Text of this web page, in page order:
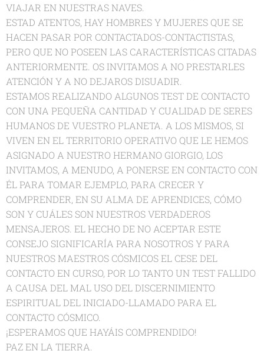
VIAJAR EN NUESTRAS NAVES.
ESTAD ATENTOS, HAY HOMBRES Y MUJERES QUE SE
HACEN PASAR POR CONTACTADOS-CONTACTISTAS,
PERO QUE NO POSEEN LAS CARACTERÍSTICAS CITADAS
ANTERIORMENTE. OS INVITAMOS A NO PRESTARLES
ATENCIÓN Y A NO DEJAROS DISUADIR.
ESTAMOS REALIZANDO ALGUNOS TEST DE CONTACTO
CON UNA PEQUEÑA CANTIDAD Y CUALIDAD DE SERES
HUMANOS DE VUESTRO PLANETA. A LOS MISMOS, SI
VIVEN EN EL TERRITORIO OPERATIVO QUE LE HEMOS
ASIGNADO A NUESTRO HERMANO GIORGIO, LOS
INVITAMOS, A MENUDO, A PONERSE EN CONTACTO CON
ÉL PARA TOMAR EJEMPLO, PARA CRECER Y
COMPRENDER, EN SU ALMA DE APRENDICES, CÓMO
SON Y CUÁLES SON NUESTROS VERDADEROS
MENSAJEROS. EL HECHO DE NO ACEPTAR ESTE
CONSEJO SIGNIFICARÍA PARA NOSOTROS Y PARA
NUESTROS MAESTROS CÓSMICOS EL CESE DEL
CONTACTO EN CURSO, POR LO TANTO UN TEST FALLIDO
A CAUSA DEL MAL USO DEL DISCERNIMIENTO
ESPIRITUAL DEL INICIADO-LLAMADO PARA EL
CONTACTO CÓSMICO.
¡ESPERAMOS QUE HAYÁIS COMPRENDIDO!
PAZ EN LA TIERRA.